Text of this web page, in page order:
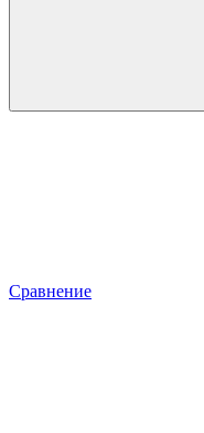
Сравнение